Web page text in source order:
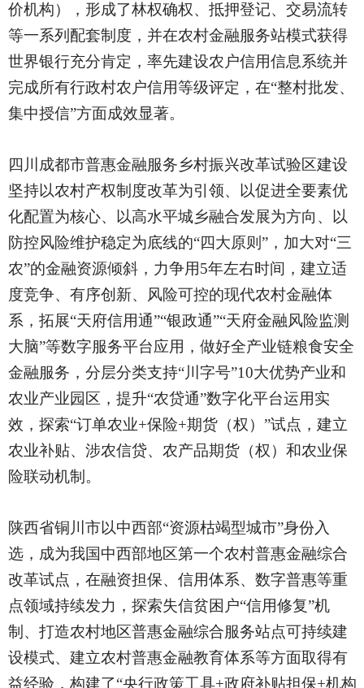
价机构），形成了林权确权、抵押登记、交易流转
等一系列配套制度，并在农村金融服务站模式获得
世界银行充分肯定，率先建设农户信用信息系统并
完成所有行政村农户信用等级评定，在“整村批发、
集中授信”方面成效显著。
四川成都市普惠金融服务乡村振兴改革试验区建设
坚持以农村产权制度改革为引领、以促进全要素优
化配置为核心、以高水平城乡融合发展为方向、以
防控风险维护稳定为底线的“四大原则”，加大对“三
农”的金融资源倾斜，力争用5年左右时间，建立适
度竞争、有序创新、风险可控的现代农村金融体
系，拓展“天府信用通”“银政通”“天府金融风险监测
大脑”等数字服务平台应用，做好全产业链粮食安全
金融服务，分层分类支持“川字号”10大优势产业和
农业产业园区，提升“农贷通”数字化平台运用实
效，探索“订单农业+保险+期货（权）”试点，建立
农业补贴、涉农信贷、农产品期货（权）和农业保
险联动机制。
陕西省铜川市以中西部“资源枯竭型城市”身份入
选，成为我国中西部地区第一个农村普惠金融综合
改革试点，在融资担保、信用体系、数字普惠等重
点领域持续发力，探索失信贫困户“信用修复”机
制、打造农村地区普惠金融综合服务站点可持续建
设模式、建立农村普惠金融教育体系等方面取得有
益经验，构建了“央行政策工具+政府补贴担保+机构